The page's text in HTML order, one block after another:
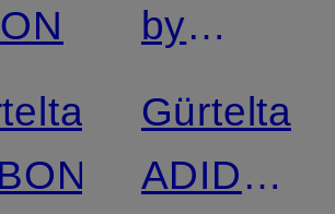
by
Stella
ADIDAS